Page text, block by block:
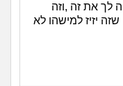
לך את זה ,וזה
יזיז למישהו לא